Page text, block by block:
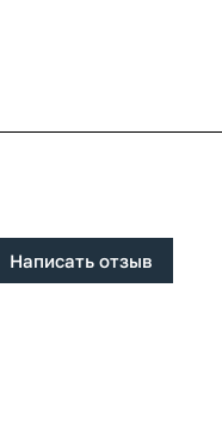
Написать отзыв